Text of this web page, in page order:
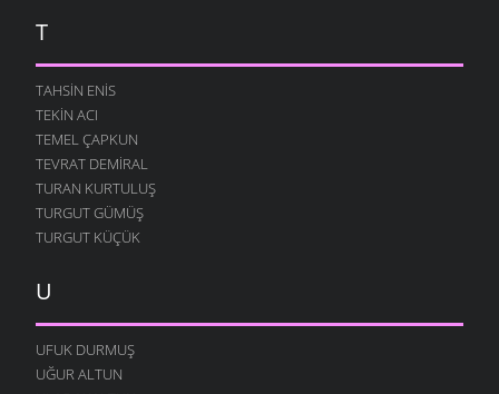
T
TAHSIN ENIS
TEKIN ACI
TEMEL ÇAPKUN
TEVRAT DEMIRAL
TURAN KURTULUŞ
TURGUT GÜMÜŞ
TURGUT KÜÇÜK
U
UFUK DURMUŞ
UĞUR ALTUN